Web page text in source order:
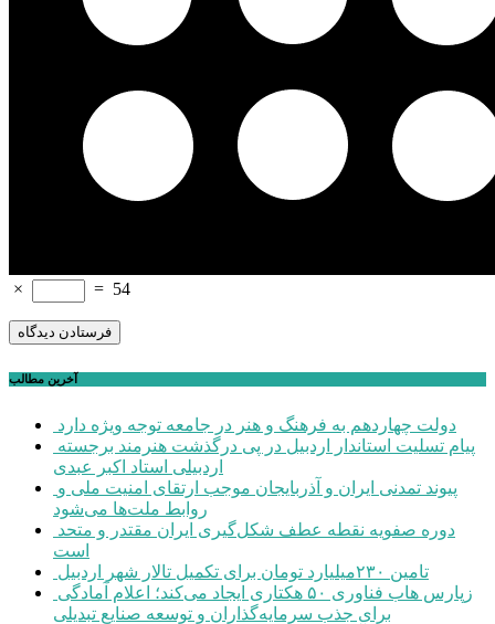
× = 54
آخرین مطالب
دولت چهاردهم به فرهنگ و هنر در جامعه توجه ویژه دارد
اردبیلی استاد اکبر عبدی
روابط ملت‌ها می‌شود
است
تامین ۲۳۰میلیارد تومان برای تکمیل تالار شهر اردبیل
برای جذب سرمایه‌گذاران و توسعه صنایع تبدیلی